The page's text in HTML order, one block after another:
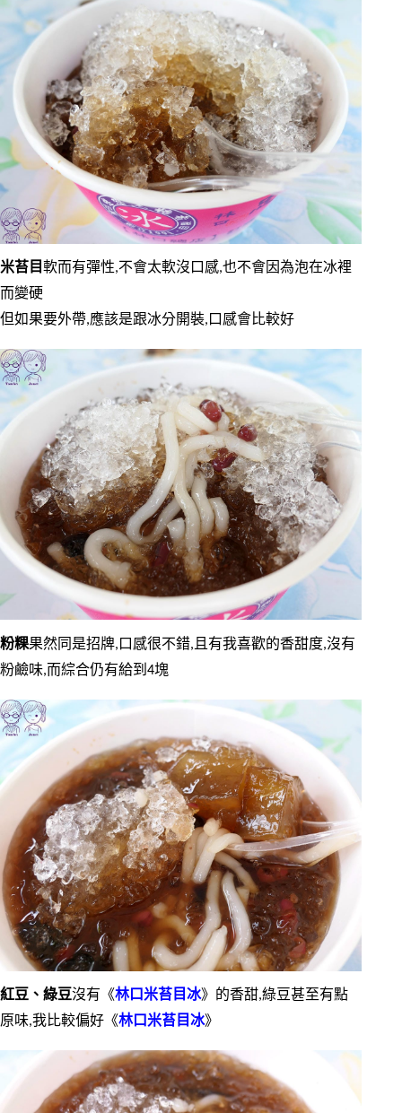
米苔目軟而有彈性,不會太軟沒口感,也不會因為泡在冰裡
而變硬
但如果要外帶,應該是跟冰分開裝,口感會比較好
粉粿果然同是招牌,口感很不錯,且有我喜歡的香甜度,沒有
粉鹼味,而綜合仍有給到4塊
紅豆、綠豆沒有《林口米苔目冰》的香甜,綠豆甚至有點
原味,我比較偏好《林口米苔目冰》